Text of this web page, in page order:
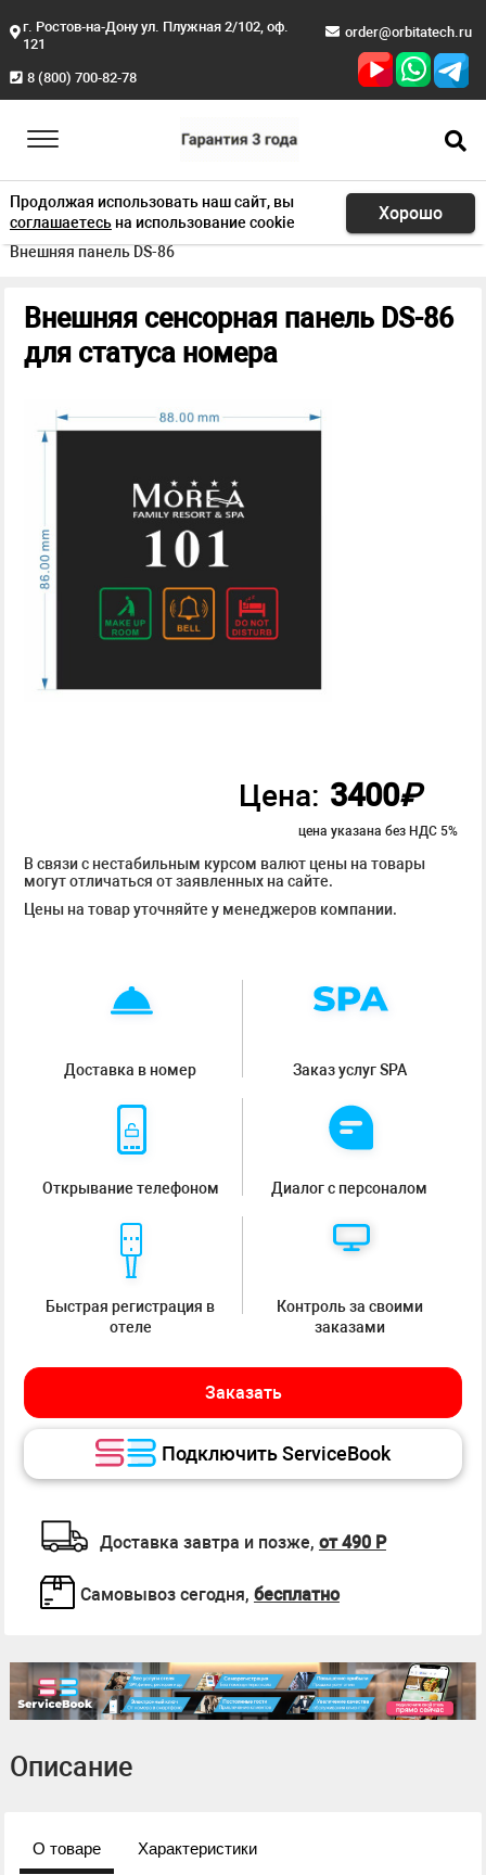
г. Ростов-на-Дону ул. Плужная 2/102, оф.
121
8 (800) 700-82-78
order@orbitatech.ru
Продолжая использовать наш сайт, вы
соглашаетесьна использование cookie Хорошо
Главная Продукция
Оффлайн информеры
Внешняя панель DS-86
Внешняя сенсорная панель DS-86
для статуса номера
Цена: 3400₽
цена указана без НДС 5%
В связи с нестабильным курсом валют цены на товары
могут отличаться от заявленных на сайте.
Цены на товар уточняйте у менеджеров компании.
Доставка в номер Заказ услуг SPA
Открывание телефоном Диалог с персоналом
Быстрая регистрация в
отеле
Контроль за своими
заказами
Заказать
Подключить ServiceBook
Доставка завтра и позже, от 490 Р
Самовывоз сегодня, бесплатно
Описание
О товаре Характеристики